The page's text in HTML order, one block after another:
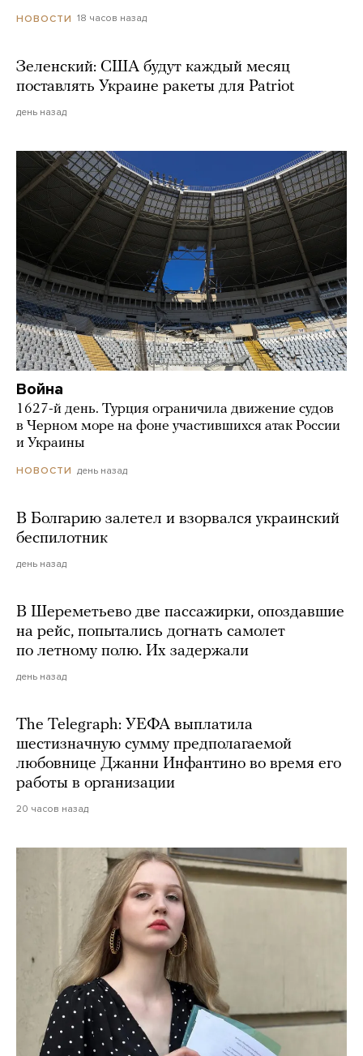
НОВОСТИ 18 часов назад
Зеленский: США будут каждый месяц
поставлять Украине ракеты для Patriot
день назад
Война
1627-й день. Турция ограничила движение судов
в Черном море на фоне участившихся атак России
и Украины
НОВОСТИ день назад
В Болгарию залетел и взорвался украинский
беспилотник
день назад
В Шереметьево две пассажирки, опоздавшие
на рейс, попытались догнать самолет
по летному полю. Их задержали
день назад
The Telegraph: УЕФА выплатила
шестизначную сумму предполагаемой
любовнице Джанни Инфантино во время его
работы в организации
20 часов назад